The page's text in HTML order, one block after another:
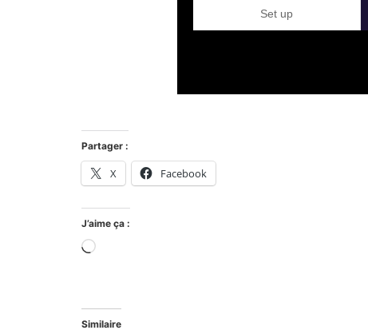
Partager :
X Facebook
J’aime ça :
Similaire